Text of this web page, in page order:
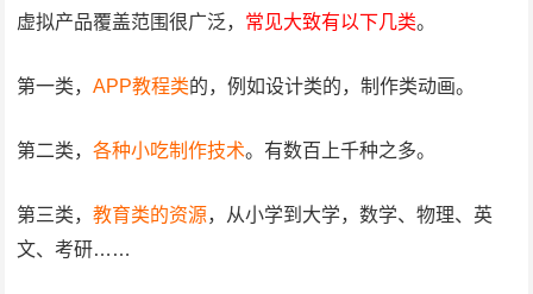
虚拟产品覆盖范围很广泛， 常见大致有以下几类。
第一类，APP教程类的，例如设计类的，制作类动画。
第二类，各种小吃制作技术。有数百上千种之多。
第三类，教育类的资源，从小学到大学，数学、物理、英
文、考研……